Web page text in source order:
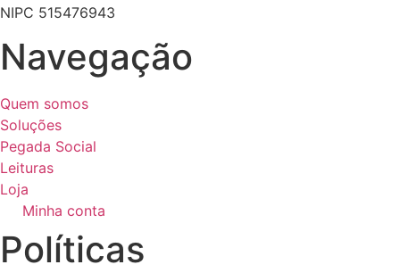
NIPC 515476943
Navegação
Quem somos
Soluções
Pegada Social
Leituras
Loja
Minha conta
Políticas